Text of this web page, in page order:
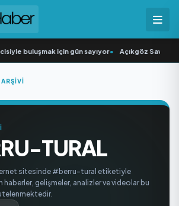
buluşmak için gün sayıyor• Açıkgöz
TURAL
sitesinde #berru-tural etiketiyle
haberler, gelişmeler, analizler ve videolar bu